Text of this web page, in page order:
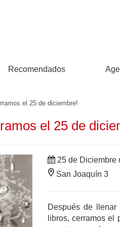
Recomendados
el 25 de diciembre!
el 25 de
25 de Diciembre
San Joaquín 3
Después de
libros, cerramos el